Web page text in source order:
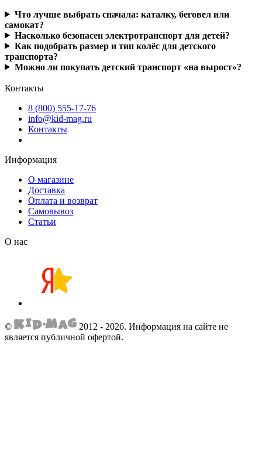
Что лучше выбрать сначала: каталку, беговел или
самокат?
Насколько безопасен электротранспорт для детей?
Как подобрать размер и тип колёс для детского
транспорта?
Можно ли покупать детский транспорт «на вырост»?
Контакты
8 (800) 555-17-76
info@kid-mag.ru
Контакты
Информация
О магазине
Доставка
Оплата и возврат
Самовывоз
Статьи
О нас
© 2012 - 2026. Информация на сайте не
является публичной офертой.